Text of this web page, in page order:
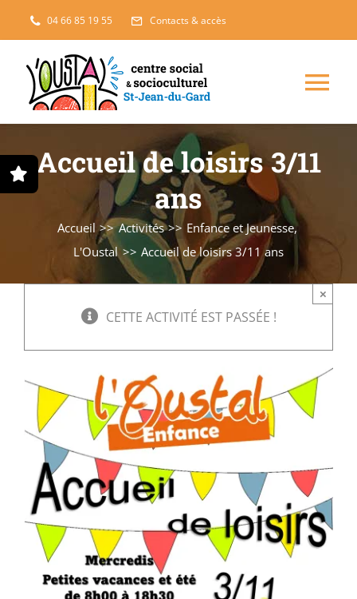
Passer
au
contenu
04 66 85 19 55 Contacts & accès
à
Projets solidaires
France Services
L’accueil
Séniors, Vie locale
Accueil de loisirs 3/11
ans
Accueil Activités
Enfance et Jeunesse
L'Oustal
Accueil de loisirs 3/11 ans
CETTE ACTIVITÉ EST PASSÉE !
×